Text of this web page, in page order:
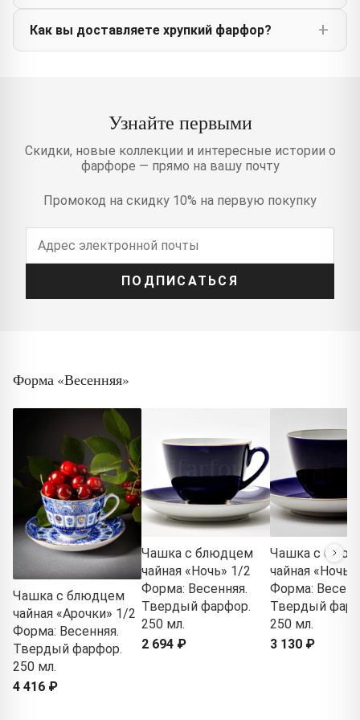
Как вы доставляете хрупкий фарфор?
Узнайте первыми
Скидки, новые коллекции и интересные истории о
фарфоре — прямо на вашу почту
Промокод на скидку 10% на первую покупку
ПОДПИСАТЬСЯ
Форма «Весенняя»
Чашка с блюдцем
чайная «Арочки» 1/2
Форма: Весенняя.
Твердый фарфор.
250 мл.
4 416 ₽
Чашка с блюдцем
чайная «Ночь» 1/2
Форма: Весенняя.
Твердый фарфор.
250 мл.
2 694 ₽
Чашка с
чайная
Форма:
Твердый
250 мл.
3 130 ₽